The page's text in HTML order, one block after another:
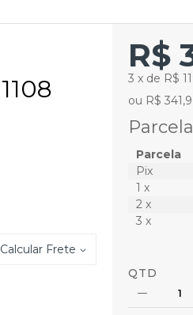
Calcular Frete
R$
3 x de R$
ou R$
Parcela
Pix
1 x
2 x
3 x
QTD